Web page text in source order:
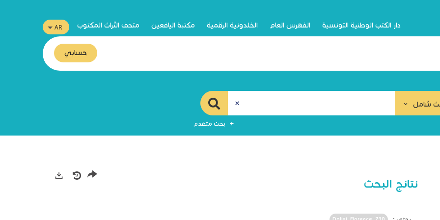
دار الكتب الوطنية التونسية الفهرس العام الخلدونية الرقمية مكتبة اليافعين متحف التّراث المكتوب
حسابي
شامل
بحث متقدم
نتائج البحث